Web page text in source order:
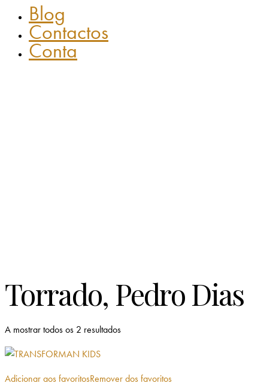
Blog
Contactos
Conta
Torrado, Pedro Dias
A mostrar todos os 2 resultadosOrdenado
recentes
Adicionar aos favoritosRemover dos favoritos